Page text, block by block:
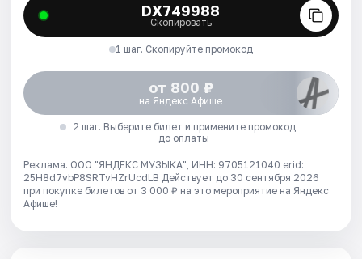
DX749988
Скопировать
1 шаг. Скопируйте промокод
от 800 ₽
на Яндекс Афише
2 шаг. Выберите билет и примените промокод
до оплаты
Реклама. ООО "ЯНДЕКС МУЗЫКА", ИНН: 9705121040 erid:
25H8d7vbP8SRTvHZrUcdLB Действует до 30 сентября 2026
при покупке билетов от 3 000 ₽ на это мероприятие на Яндекс
Афише!